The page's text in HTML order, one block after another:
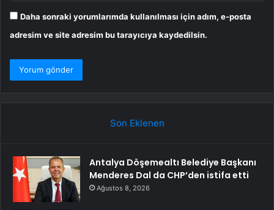
Daha sonraki yorumlarımda kullanılması için adım, e-posta
adresim ve site adresim bu tarayıcıya kaydedilsin.
Son Eklenen
Antalya Döşemealtı Belediye Başkanı
Menderes Dal da CHP’den istifa etti
Ağustos 8, 2026